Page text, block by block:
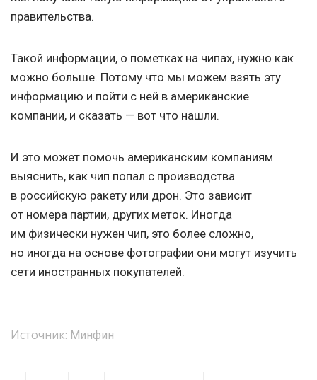
правительства.
Такой информации, о пометках на чипах, нужно как
можно больше. Потому что мы можем взять эту
информацию и пойти с ней в американские
компании, и сказать — вот что нашли.
И это может помочь американским компаниям
выяснить, как чип попал с производства
в российскую ракету или дрон. Это зависит
от номера партии, других меток. Иногда
им физически нужен чип, это более сложно,
но иногда на основе фотографии они могут изучить
сети иностранных покупателей.
Источник: Минфин